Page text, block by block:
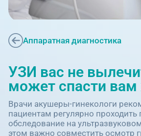
О клинике
Блог врачей
Новости
PreventAGE
запись на прием
+7 (351) 220-03-
Центр амбулаторной
+7 (7142) 927-
жителей Казахстана
Аппаратная диагностика
УЗИ вас не
может спасти
Врачи акушеры-гинекологи
пациентам регулярно проходить
обследование на
этом важно совместить осмотр